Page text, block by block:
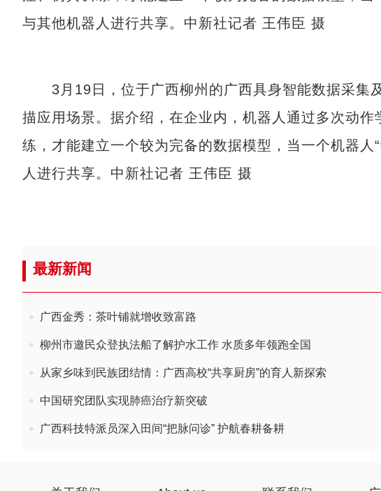
与其他机器人进行共享。中新社记者 王伟臣 摄
3月19日，位于广西柳州的广西具身智能数据采集
描应用场景。据介绍，在企业内，机器人通过多次动作
练，才能建立一个较为完备的数据模型，当一个机器人
人进行共享。中新社记者 王伟臣 摄
最新新闻
广西金秀：茶叶铺就增收致富路
柳州市邀民众登执法船了解护水工作 水质多年领跑全国
从家乡味到民族团结情：广西高校“共享厨房”的育人新探索
中国研究团队实现肺癌治疗新突破
广西科技特派员深入田间“把脉问诊” 护航春耕备耕